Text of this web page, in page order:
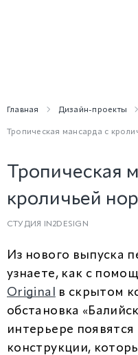
Главная Дизайн-проекты
Тропическая мансарда с
Тропическая
кроличьей
СТУДИЯ IN2DESIGN
Из нового выпуска
узнаете, как с
Original
в скрытом
обстановка
интерьере
конструкции,